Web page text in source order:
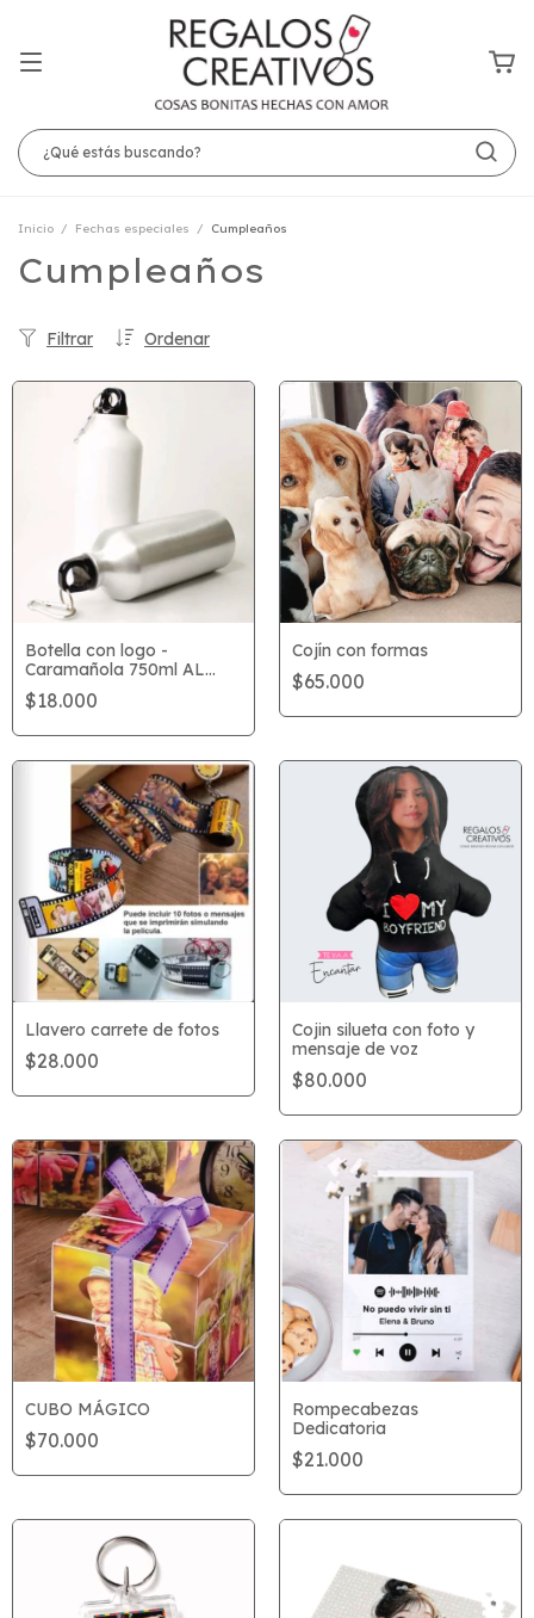
Inicio / Fechas especiales / Cumpleaños
Cumpleaños
Ordenar
Filtrar
Botella con logo -
Caramañola 750ml AL
MAYOR
$18.000
Cojín con formas
$65.000
Llavero carrete de fotos
$28.000
Cojin silueta con foto y
mensaje de voz
$80.000
CUBO MÁGICO
$70.000
Rompecabezas
Dedicatoria
$21.000